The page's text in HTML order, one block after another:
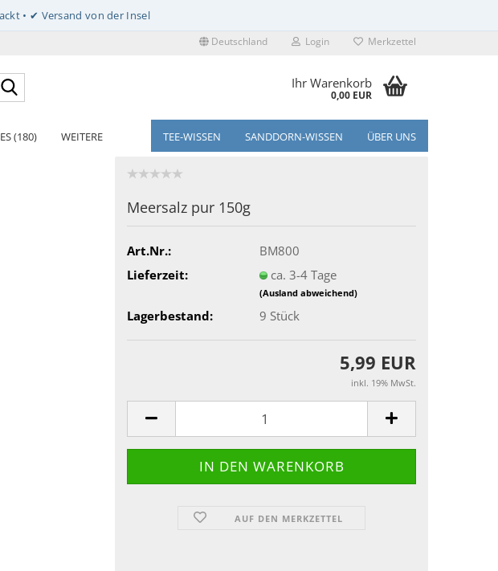
Deutschland Login Merkzettel
Ihr Warenkorb
0,00 EUR
(180) TEE-WISSEN SANDDORN-WISSEN ÜBER UNS
WEITERE
Meersalz pur 150g
Art.Nr.:
BM800
Lieferzeit:
ca. 3-4 Tage
(Ausland abweichend)
Lagerbestand: 9 Stück
5,99 EUR
inkl. 19% MwSt.
AUF DEN MERKZETTEL